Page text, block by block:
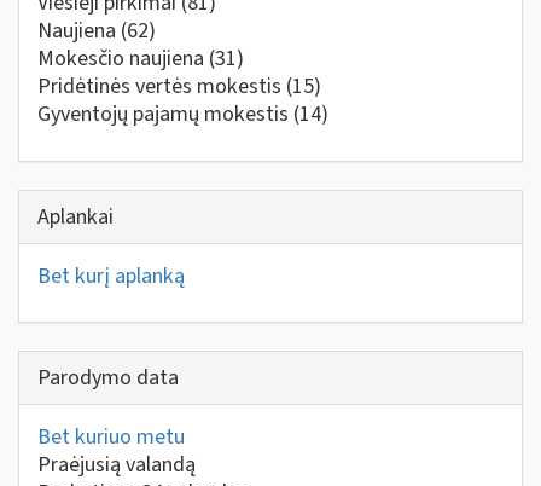
Naujiena (62)
Mokesčio naujiena (31)
Pridėtinės vertės mokestis (15)
Gyventojų pajamų mokestis (14)
Aplankai
Bet kurį aplanką
Parodymo data
Bet kuriuo metu
Praėjusią valandą